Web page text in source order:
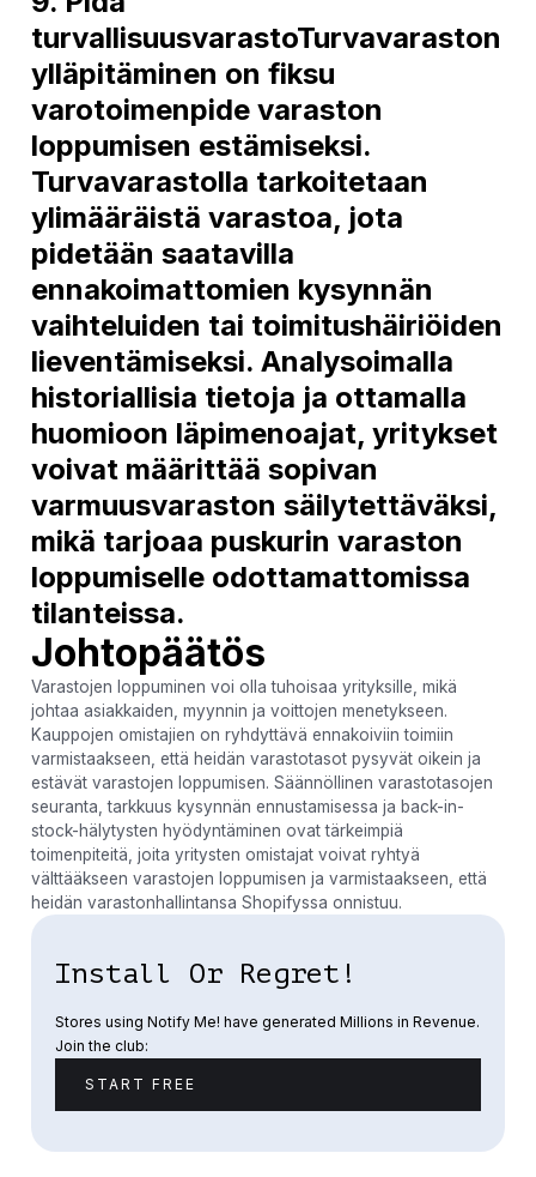
turvallisuusvarastoTurvavaraston
ylläpitäminen on fiksu
varotoimenpide varaston
loppumisen estämiseksi.
Turvavarastolla tarkoitetaan
ylimääräistä varastoa, jota
pidetään saatavilla
ennakoimattomien kysynnän
vaihteluiden tai toimitushäiriöiden
lieventämiseksi. Analysoimalla
historiallisia tietoja ja ottamalla
huomioon läpimenoajat, yritykset
voivat määrittää sopivan
varmuusvaraston säilytettäväksi,
mikä tarjoaa puskurin varaston
loppumiselle odottamattomissa
tilanteissa.
Johtopäätös
Varastojen loppuminen voi olla tuhoisaa yrityksille, mikä
johtaa asiakkaiden, myynnin ja voittojen menetykseen.
Kauppojen omistajien on ryhdyttävä ennakoiviin toimiin
varmistaakseen, että heidän varastotasot pysyvät oikein ja
estävät varastojen loppumisen. Säännöllinen varastotasojen
seuranta, tarkkuus kysynnän ennustamisessa ja back-in-
stock-hälytysten hyödyntäminen ovat tärkeimpiä
toimenpiteitä, joita yritysten omistajat voivat ryhtyä
välttääkseen varastojen loppumisen ja varmistaakseen, että
heidän varastonhallintansa Shopifyssa onnistuu.
Install Or Regret!
Stores using Notify Me! have generated Millions in Revenue.
Join the club:
START FREE